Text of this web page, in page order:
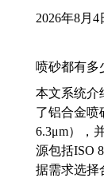
2026年8月4
喷砂都有多
本文系统介
了铝合金喷
6.3μm），
源包括ISO
据需求选择